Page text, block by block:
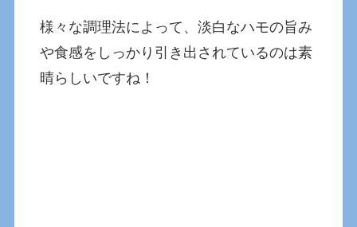
様々な調理法によって、淡白なハモの旨み
や食感をしっかり引き出されているのは素
晴らしいですね！